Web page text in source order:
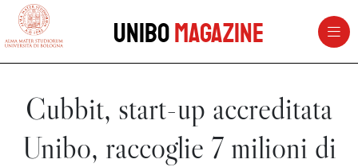
vai al contenuto della pagina
UniboMagazine
Cubbit, start-up accreditata
Unibo, raccoglie 7 milioni di